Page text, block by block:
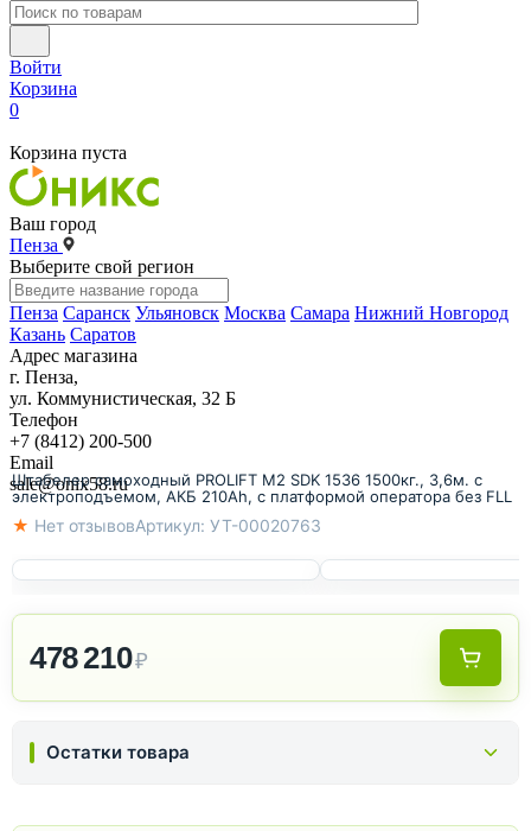
Войти
Корзина
0
Корзина пуста
Ваш город
Пенза
Выберите свой регион
Пенза Саранск Ульяновск Москва Самара Нижний Новгород
Казань Саратов
Адрес магазина
г. Пенза,
ул. Коммунистическая, 32 Б
Телефон
+7 (8412) 200-500
Email
sale@onix58.ru
Штабелер самоходный PROLIFT M2 SDK 1536 1500кг., 3,6м. с
электроподъемом, АКБ 210Ah, с платформой оператора без FLL
★ Нет отзывовАртикул: УТ-00020763
478 210₽
Остатки товара